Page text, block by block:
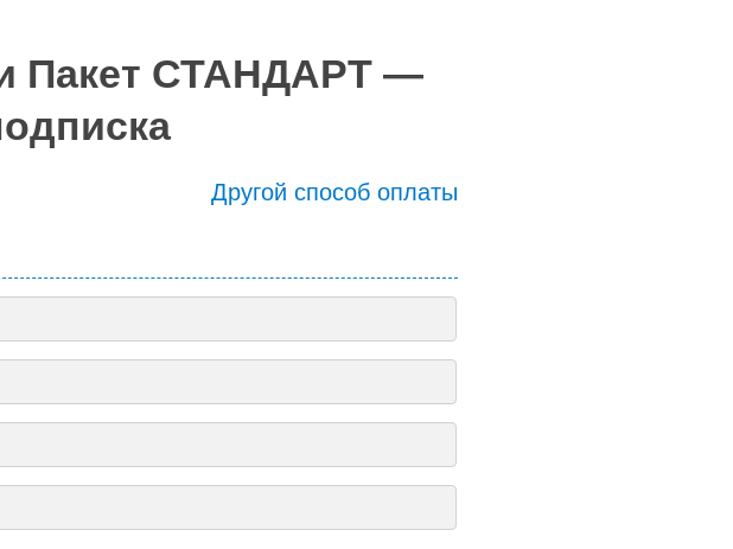
Пакет СТАНДАРТ —
Другой способ оплаты